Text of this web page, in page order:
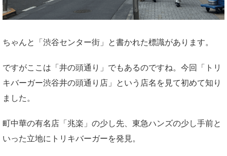
ちゃんと「渋谷センター街」と書かれた標識があります。
ですがここは「井の頭通り」でもあるのですね。今回「トリ
キバーガー渋谷井の頭通り店」という店名を見て初めて知り
ました。
町中華の有名店「兆楽」の少し先、東急ハンズの少し手前と
いった立地にトリキバーガーを発見。